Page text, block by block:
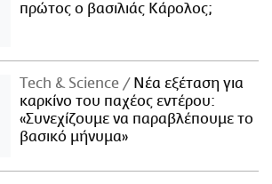
πρώτος ο βασιλιάς Κάρολος;
Τech & Science
Νέα εξέταση για
καρκίνο του παχέος εντέρου:
«Συνεχίζουμε να παραβλέπουμε το
βασικό μήνυμα»